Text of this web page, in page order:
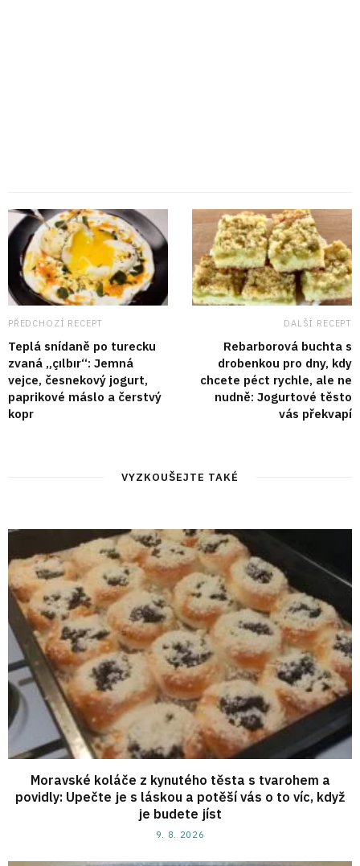
PŘEDCHOZÍ RECEPT
Teplá snídaně po turecku
zvaná „çılbır“: Jemná
vejce, česnekový jogurt,
paprikové máslo a čerstvý
kopr
DALŠÍ RECEPT
Rebarborová buchta s
drobenkou pro dny, kdy
chcete péct rychle, ale ne
nudně: Jogurtové těsto
vás překvapí
VYZKOUŠEJTE TAKÉ
Moravské koláče z kynutého těsta s tvarohem a
povidly: Upečte je s láskou a potěší vás o to víc, když
je budete jíst
9. 8. 2026